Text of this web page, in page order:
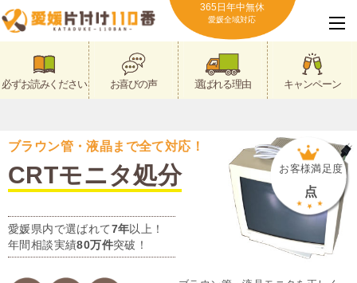
365日年中無休
愛媛全域対応
必ずお読みください お喜びの声 選ばれる理由 キャンペーン
ブラウン管・液晶まで全て対応！
CRTモニタ処分
愛媛県内で選ばれて7年以上！
年間相談実績80万件突破！
お客様満足度
点